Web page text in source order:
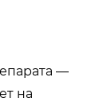
—
на